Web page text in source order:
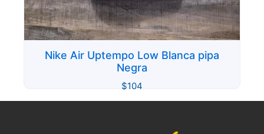
Nike Air Uptempo Low Blanca pipa
Negra
$104